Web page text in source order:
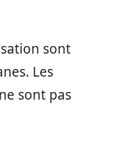
sont
Les
sont pas